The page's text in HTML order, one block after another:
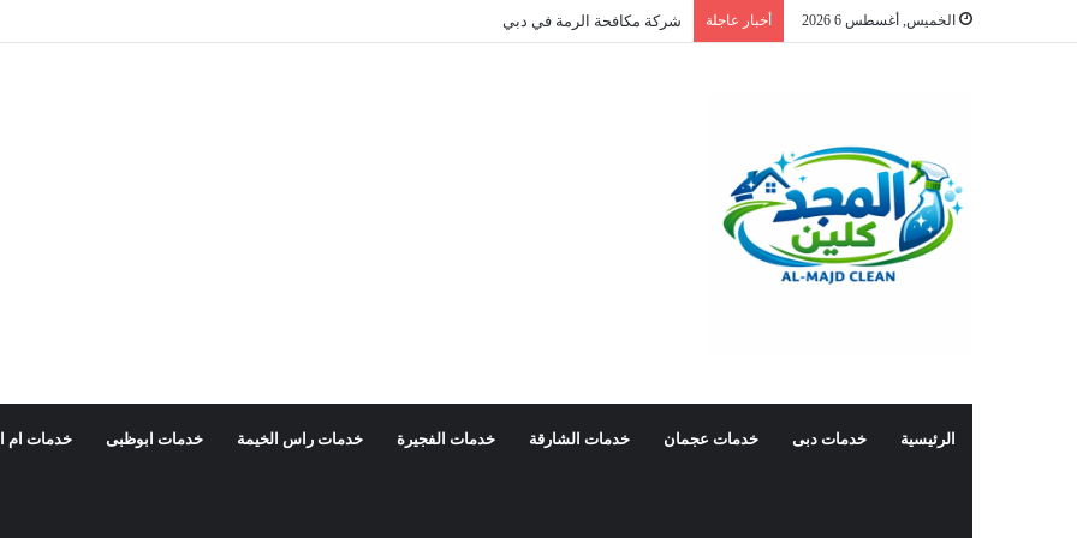
الخميس, أغسطس 6 2026 أخبار عاجلة شركة مكافحة الرمة في دبي
الرئيسية خدمات دبى خدمات عجمان خدمات الشارقة خدمات الفجيرة خدمات راس الخيمة خدمات ابوظبى خدمات ام